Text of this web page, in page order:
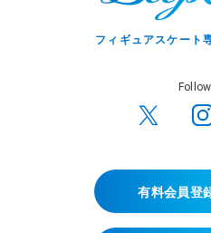
フィギュアスケート
有料会員登